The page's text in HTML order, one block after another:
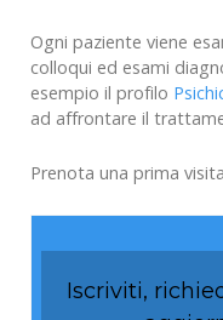
Ogni paziente viene
colloqui ed esami
esempio il profilo
ad affrontare il
Prenota una prima
Iscriviti,